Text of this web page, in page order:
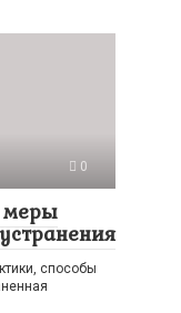
0
меры
способы